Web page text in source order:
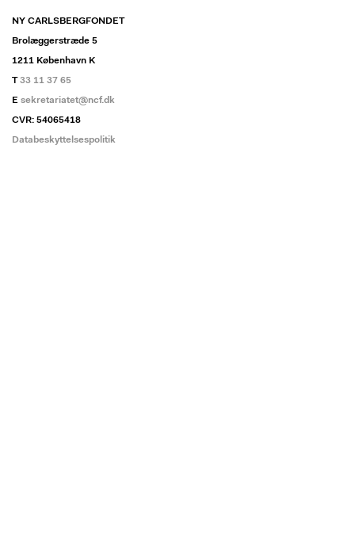
NY CARLSBERGFONDET
Brolæggerstræde 5
1211 København K
T 33 11 37 65
E sekretariatet@ncf.dk
CVR: 54065418
Databeskyttelsespolitik